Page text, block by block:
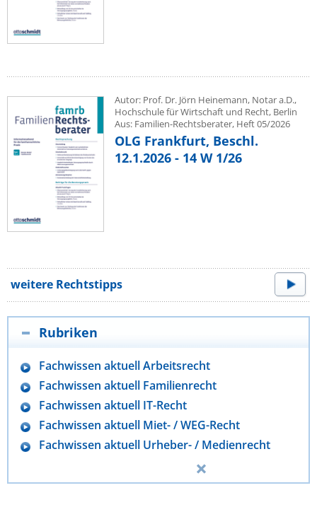
Autor: Prof. Dr. Jörn Heinemann, Notar a.D.,
Hochschule für Wirtschaft und Recht, Berlin
Aus: Familien-Rechtsberater, Heft 05/2026
OLG Frankfurt, Beschl.
12.1.2026 - 14 W 1/26
weitere Rechtstipps
Rubriken
Fachwissen aktuell Arbeitsrecht
Fachwissen aktuell Familienrecht
Fachwissen aktuell IT-Recht
Fachwissen aktuell Miet- / WEG-Recht
Fachwissen aktuell Urheber- / Medienrecht